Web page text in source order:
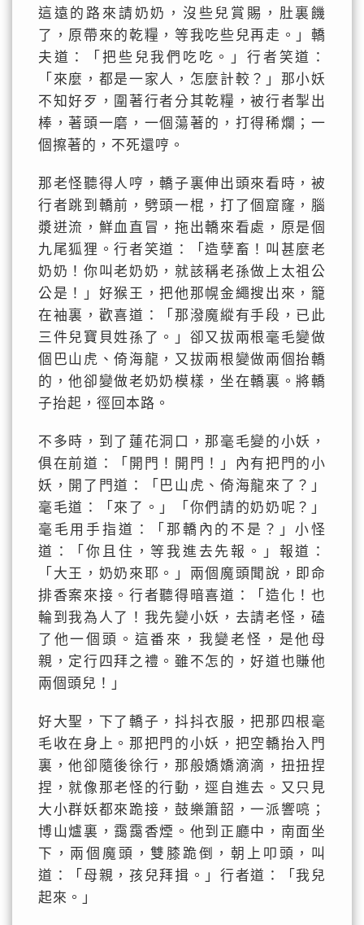
這遠的路來請奶奶，沒些兒賞賜，肚裏饑
了，原帶來的乾糧，等我吃些兒再走。」轎
夫道：「把些兒我們吃吃。」行者笑道：
「來麼，都是一家人，怎麼計較？」那小妖
不知好歹，圍著行者分其乾糧，被行者掣出
棒，著頭一磨，一個蕩著的，打得稀爛；一
個擦著的，不死還哼。
那老怪聽得人哼，轎子裏伸出頭來看時，被
行者跳到轎前，劈頭一棍，打了個窟窿，腦
漿迸流，鮮血直冒，拖出轎來看處，原是個
九尾狐狸。行者笑道：「造孽畜！叫甚麼老
奶奶！你叫老奶奶，就該稱老孫做上太祖公
公是！」好猴王，把他那幌金繩搜出來，籠
在袖裏，歡喜道：「那潑魔縱有手段，已此
三件兒寶貝姓孫了。」卻又拔兩根毫毛變做
個巴山虎、倚海龍，又拔兩根變做兩個抬轎
的，他卻變做老奶奶模樣，坐在轎裏。將轎
子抬起，徑回本路。
不多時，到了蓮花洞口，那毫毛變的小妖，
俱在前道：「開門！開門！」內有把門的小
妖，開了門道：「巴山虎、倚海龍來了？」
毫毛道：「來了。」「你們請的奶奶呢？」
毫毛用手指道：「那轎內的不是？」小怪
道：「你且住，等我進去先報。」報道：
「大王，奶奶來耶。」兩個魔頭聞說，即命
排香案來接。行者聽得暗喜道：「造化！也
輪到我為人了！我先變小妖，去請老怪，磕
了他一個頭。這番來，我變老怪，是他母
親，定行四拜之禮。雖不怎的，好道也賺他
兩個頭兒！」
好大聖，下了轎子，抖抖衣服，把那四根毫
毛收在身上。那把門的小妖，把空轎抬入門
裏，他卻隨後徐行，那般嬌嬌滴滴，扭扭捏
捏，就像那老怪的行動，逕自進去。又只見
大小群妖都來跪接，鼓樂簫韶，一派響喨；
博山爐裏，靄靄香煙。他到正廳中，南面坐
下，兩個魔頭，雙膝跪倒，朝上叩頭，叫
道：「母親，孩兒拜揖。」行者道：「我兒
起來。」